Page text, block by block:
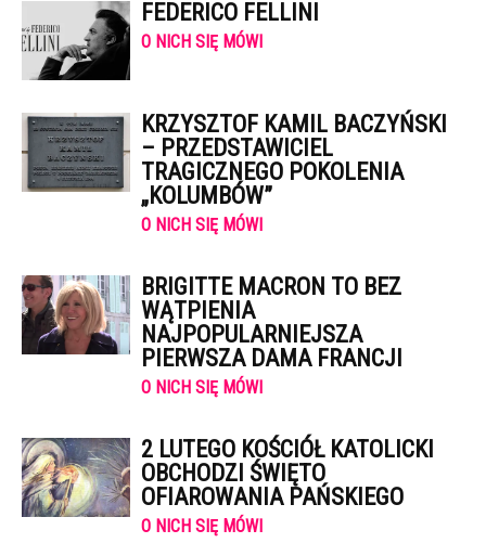
FEDERICO FELLINI
O NICH SIĘ MÓWI
KRZYSZTOF KAMIL BACZYŃSKI
– PRZEDSTAWICIEL
TRAGICZNEGO POKOLENIA
„KOLUMBÓW”
O NICH SIĘ MÓWI
BRIGITTE MACRON TO BEZ
WĄTPIENIA
NAJPOPULARNIEJSZA
PIERWSZA DAMA FRANCJI
O NICH SIĘ MÓWI
2 LUTEGO KOŚCIÓŁ KATOLICKI
OBCHODZI ŚWIĘTO
OFIAROWANIA PAŃSKIEGO
O NICH SIĘ MÓWI